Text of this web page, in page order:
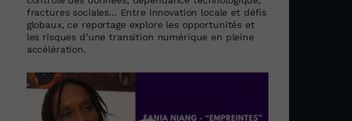
fractures sociales... Entre innovation locale et défis
globaux, ce reportage explore les opportunités et
les risques d’une transition numérique en pleine
accélération.